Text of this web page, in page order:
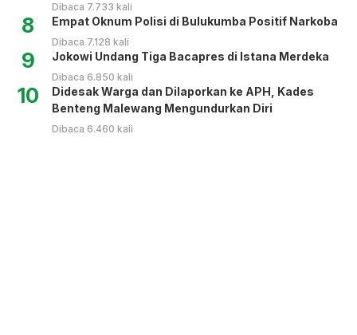
Dibaca 7.733 kali
8 Empat Oknum Polisi di Bulukumba Positif Narkoba
Dibaca 7.128 kali
9 Jokowi Undang Tiga Bacapres di Istana Merdeka
Dibaca 6.850 kali
10
Didesak Warga dan Dilaporkan ke APH, Kades
Benteng Malewang Mengundurkan Diri
Dibaca 6.460 kali